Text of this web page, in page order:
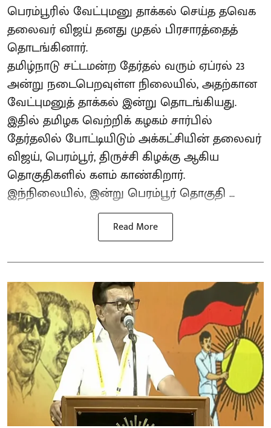
பெரம்பூரில் வேட்புமனு தாக்கல் செய்த தவெக
தலைவர் விஜய் தனது முதல் பிரசாரத்தைத்
தொடங்கினார்.
தமிழ்நாடு சட்டமன்ற தேர்தல் வரும் ஏப்ரல் 23
அன்று நடைபெறவுள்ள நிலையில், அதற்கான
வேட்புமனுத் தாக்கல் இன்று தொடங்கியது.
இதில் தமிழக வெற்றிக் கழகம் சார்பில்
தேர்தலில் போட்டியிடும் அக்கட்சியின் தலைவர்
விஜய், பெரம்பூர், திருச்சி கிழக்கு ஆகிய
தொகுதிகளில் களம் காண்கிறார்.
இந்நிலையில், இன்று பெரம்பூர் தொகுதி ...
Read More